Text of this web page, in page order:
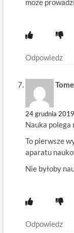
Odpowiedz
24 grudnia
Nauka
To pierwsze
aparatu
Nie byłoby
Odpowiedz